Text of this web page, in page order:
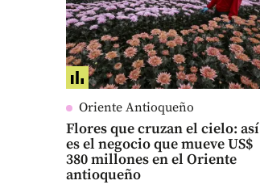
Oriente Antioqueño
Flores que cruzan el cielo: así
es el negocio que mueve US$
380 millones en el Oriente
antioqueño